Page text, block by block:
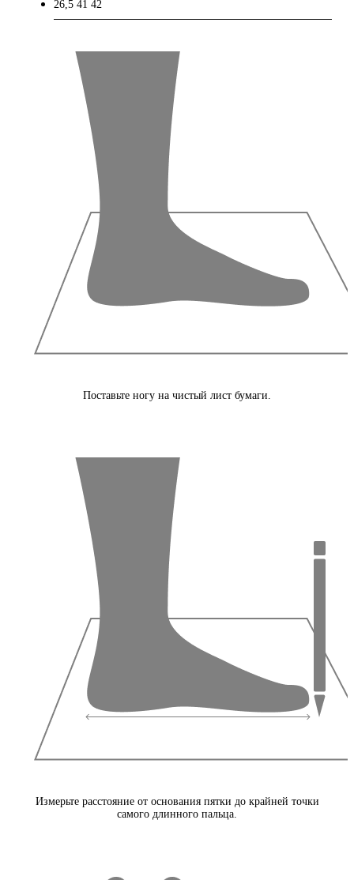
26,5 41 42
Поставьте ногу на чистый лист бумаги.
Измерьте расстояние от основания пятки до крайней точки
самого длинного пальца.